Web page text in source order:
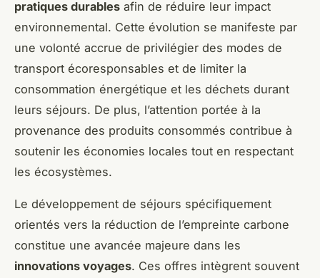
pratiques durables afin de réduire leur impact
environnemental. Cette évolution se manifeste par
une volonté accrue de privilégier des modes de
transport écoresponsables et de limiter la
consommation énergétique et les déchets durant
leurs séjours. De plus, l’attention portée à la
provenance des produits consommés contribue à
soutenir les économies locales tout en respectant
les écosystèmes.
Le développement de séjours spécifiquement
orientés vers la réduction de l’empreinte carbone
constitue une avancée majeure dans les
innovations voyages. Ces offres intègrent souvent